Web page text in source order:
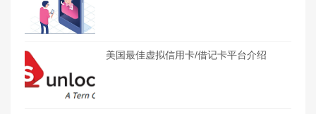
美国最佳虚拟信用卡/借记卡平台介绍